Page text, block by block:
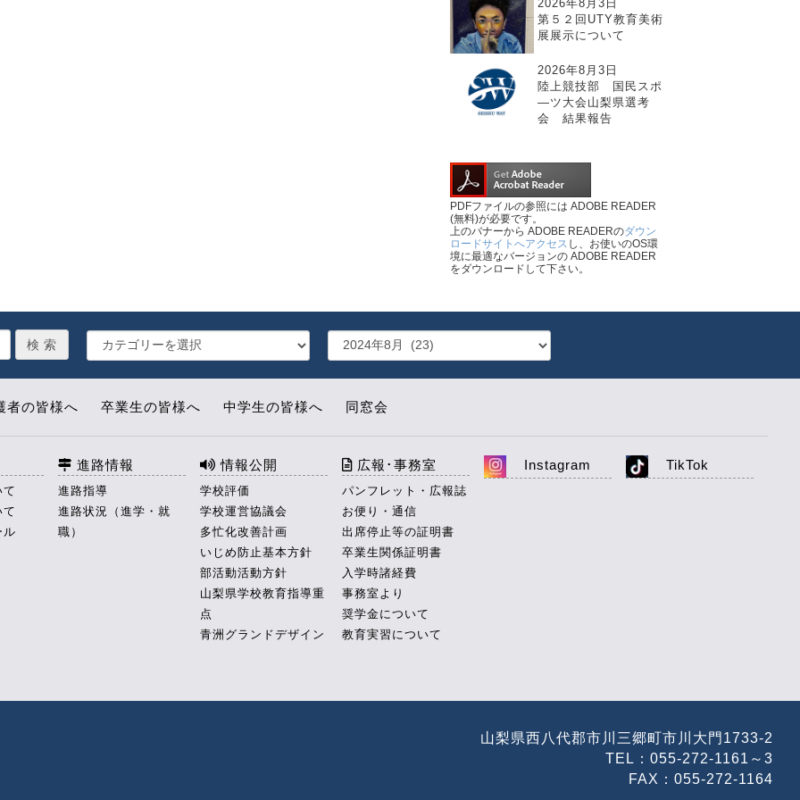
2026年8月3日
第５２回UTY教育美術
展展示について
2026年8月3日
陸上競技部 国民スポ
―ツ大会山梨県選考
会 結果報告
PDFファイルの参照には ADOBE READER
(無料)が必要です。
上のバナーから ADOBE READERのダウン
ロードサイトへアクセス し、お使いのOS環
境に最適なバージョンの ADOBE READER
をダウンロードして下さい。
者の皆様へ 卒業生の皆様へ 中学生の皆様へ 同窓会
ル
進路情報
進路指導
進路状況（進学・就
職）
情報公開
学校評価
学校運営協議会
多忙化改善計画
いじめ防止基本方針
部活動活動方針
山梨県学校教育指導重
点
青洲グランドデザイン
広報･事務室
パンフレット・広報誌
お便り・通信
出席停止等の証明書
卒業生関係証明書
入学時諸経費
事務室より
奨学金について
教育実習について
Instagram TikTok
山梨県西八代郡市川三郷町市川大門1733-2
TEL：055-272-1161～3
FAX：055-272-1164